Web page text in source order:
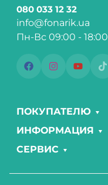
080 033 12 32
info@fonarik.ua
Пн-Вс 09:00 - 18:00
ПОКУПАТЕЛЮ
ИНФОРМАЦИЯ
СЕРВИС